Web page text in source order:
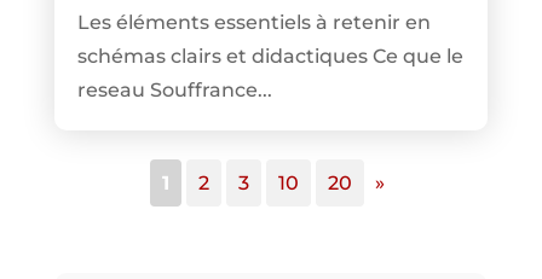
Les éléments essentiels à retenir en
schémas clairs et didactiques Ce que le
reseau Souffrance...
1 2 3 10 20 »